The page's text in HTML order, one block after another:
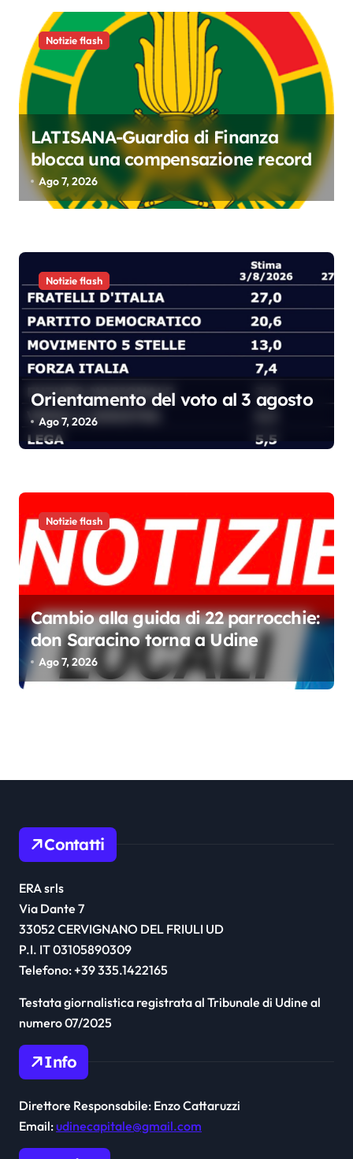
e
a
r
t
i
c
i
Notizie flash
LATISANA-Guardia di Finanza
blocca una compensazione record
Ago 7, 2026
Notizie flash
Orientamento del voto al 3 agosto
Ago 7, 2026
Notizie flash
Cambio alla guida di 22 parrocchie:
don Saracino torna a Udine
Ago 7, 2026
Contatti
ERA srls
Via Dante 7
33052 CERVIGNANO DEL FRIULI UD
P.I. IT 03105890309
Telefono: +39 335.1422165
Testata giornalistica registrata al Tribunale di Udine al
numero 07/2025
Info
Direttore Responsabile: Enzo Cattaruzzi
Email:udinecapitale@gmail.com